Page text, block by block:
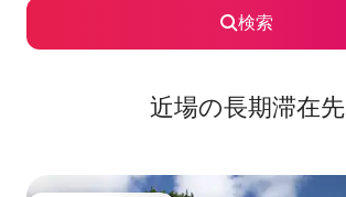
検索
近場の長期滞在先